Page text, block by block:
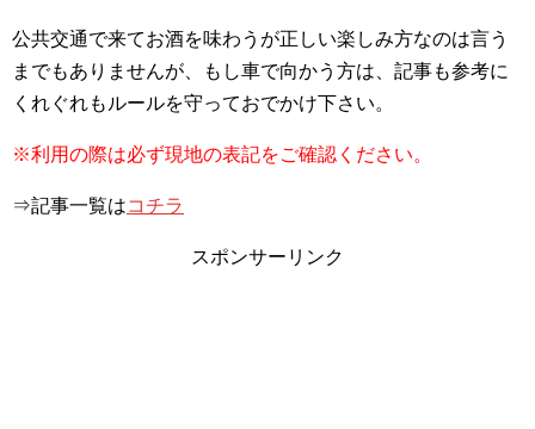
公共交通で来てお酒を味わうが正しい楽しみ方なのは言う
までもありませんが、もし車で向かう方は、記事も参考に
くれぐれもルールを守っておでかけ下さい。
※利用の際は必ず現地の表記をご確認ください。
⇒記事一覧はコチラ
スポンサーリンク